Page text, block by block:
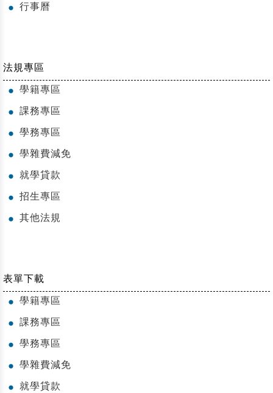
● 行事曆
法規專區
● 學籍專區
● 課務專區
● 學務專區
● 學雜費減免
● 就學貸款
● 招生專區
● 其他法規
表單下載
● 學籍專區
● 課務專區
● 學務專區
● 學雜費減免
● 就學貸款